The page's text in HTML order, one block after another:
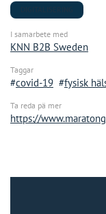
I samarbete med
KNN B2B Sweden
Taggar
covid-19 fysisk
Ta reda pä mer
https://